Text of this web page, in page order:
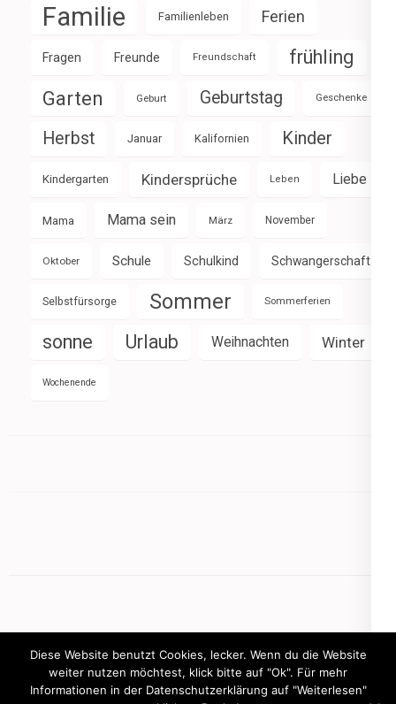
Familie Familienleben Ferien
Fragen Freunde Freundschaft frühling
Garten Geburt Geburtstag Geschenke
Herbst Januar Kalifornien Kinder
Kindergarten Kindersprüche Leben Liebe
Mama Mama sein März November
Oktober Schule Schulkind Schwangerschaft
Selbstfürsorge Sommer Sommerferien
sonne Urlaub Weihnachten Winter
Wochenende
Diese Website benutzt Cookies, lecker. Wenn du die Website
weiter nutzen möchtest, klick bitte auf "Ok". Für mehr
Informationen in der Datenschutzerklärung auf "Weiterlesen"